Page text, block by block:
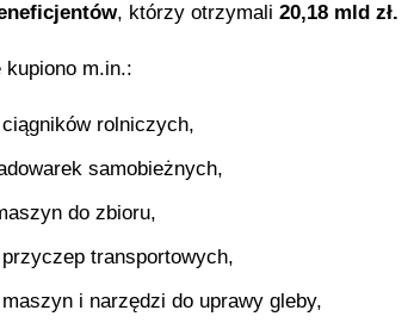
, którzy otrzymali 20,18 mld zł.
kupiono m.in.:
rolniczych,
samobieżnych,
do zbioru,
transportowych,
i narzędzi do uprawy gleby,